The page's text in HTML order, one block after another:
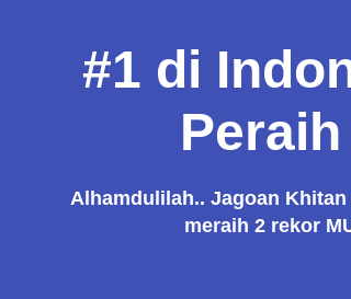
#1 di
Alhamdulilah.. Jagoan
meraih 2 rekor